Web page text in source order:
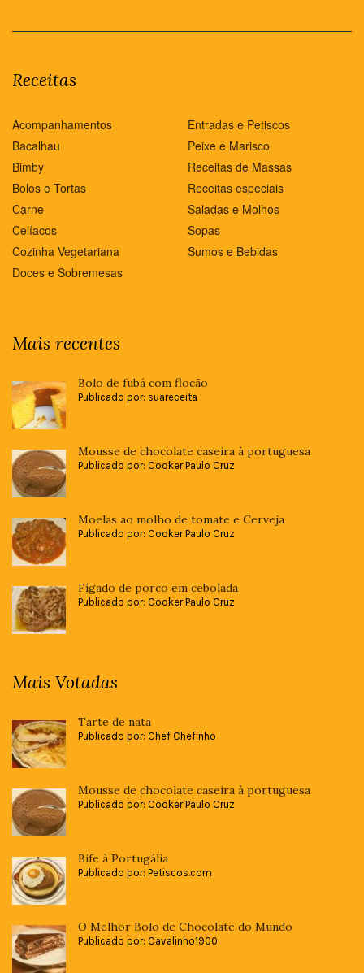
Receitas
Acompanhamentos
Bacalhau
Bimby
Bolos e Tortas
Carne
Celíacos
Cozinha Vegetariana
Doces e Sobremesas
Entradas e Petiscos
Peixe e Marisco
Receitas de Massas
Receitas especiais
Saladas e Molhos
Sopas
Sumos e Bebidas
Mais recentes
Bolo de fubá com flocão
Publicado por: suareceita
Mousse de chocolate caseira à portuguesa
Publicado por: Cooker Paulo Cruz
Moelas ao molho de tomate e Cerveja
Publicado por: Cooker Paulo Cruz
Fígado de porco em cebolada
Publicado por: Cooker Paulo Cruz
Mais Votadas
Tarte de nata
Publicado por: Chef Chefinho
Mousse de chocolate caseira à portuguesa
Publicado por: Cooker Paulo Cruz
Bife à Portugália
Publicado por: Petiscos.com
O Melhor Bolo de Chocolate do Mundo
Publicado por: Cavalinho1900